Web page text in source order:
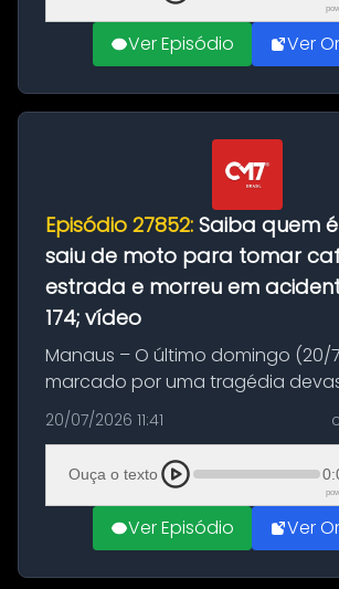
Ver Episódio Ver
Episódio 27852: Saiba quem
saiu de moto para tomar
estrada e morreu em
174; vídeo
Manaus – O último domingo (20/
marcado por uma tragédia
resultou na morte precoce de
BR-174, na zona rural de Manaus.
com destino a um típico café
20/07/2026 11:41
Ouça o texto
Ver Episódio Ver